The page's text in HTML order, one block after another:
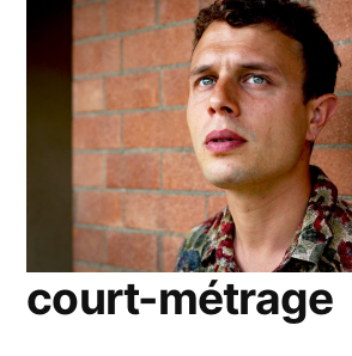
court-métrage